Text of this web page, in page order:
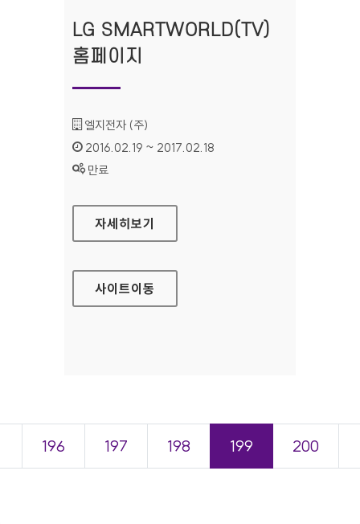
LG SMARTWORLD(TV)
홈페이지
기관명 :
엘지전자 (주)
인증기간 :
2016.02.19 ~ 2017.02.18
상태 :
만료
LG SMARTWORLD(TV) 홈페이지
자세히보기
사이트이동
196 197 198 199 200